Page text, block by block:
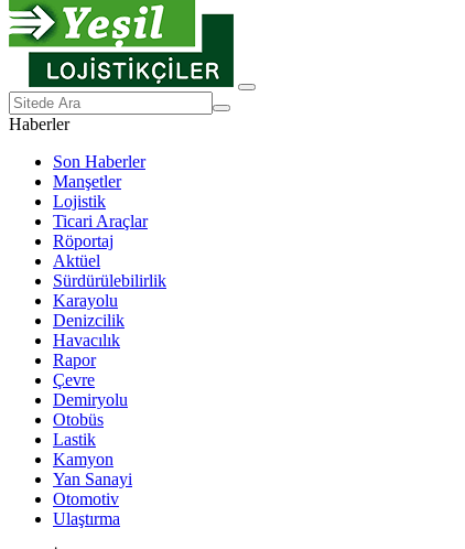
Haberler
Son Haberler
Manşetler
Lojistik
Ticari Araçlar
Röportaj
Aktüel
Sürdürülebilirlik
Karayolu
Denizcilik
Havacılık
Rapor
Çevre
Demiryolu
Otobüs
Lastik
Kamyon
Yan Sanayi
Otomotiv
Ulaştırma